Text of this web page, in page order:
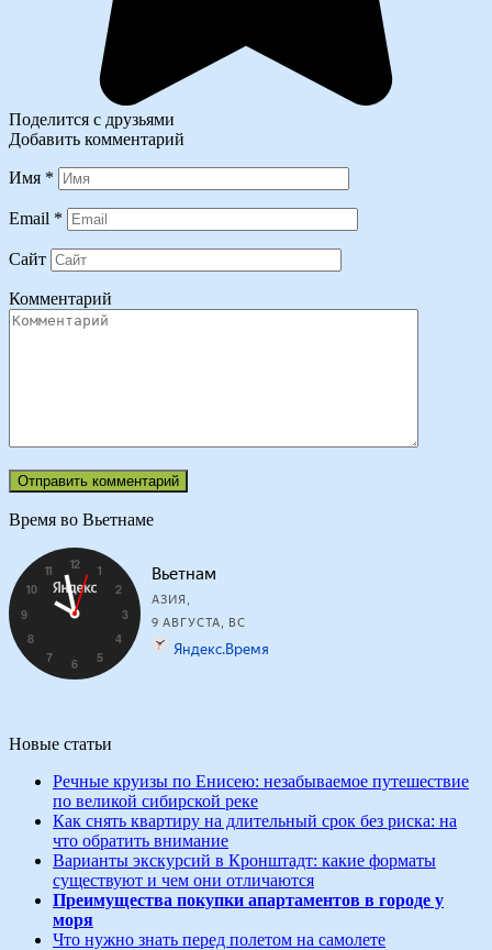
Поделится с друзьями
Добавить комментарий
Имя *
Email *
Сайт
Комментарий
Время во Вьетнаме
Новые статьи
Речные круизы по Енисею: незабываемое путешествие
по великой сибирской реке
Как снять квартиру на длительный срок без риска: на
что обратить внимание
Варианты экскурсий в Кронштадт: какие форматы
существуют и чем они отличаются
Преимущества покупки апартаментов в городе у
моря
Что нужно знать перед полетом на самолете